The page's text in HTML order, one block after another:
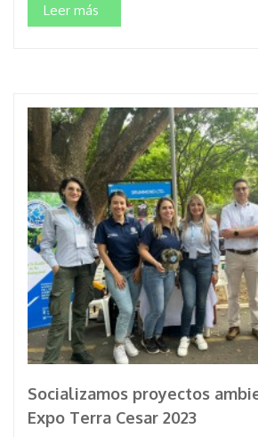
Leer más
Socializamos proyectos
Expo Terra Cesar 2023